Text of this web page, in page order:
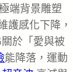
端背景雕塑
護感化下降，
關於「愛與被
能降落，運動